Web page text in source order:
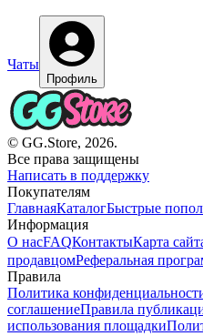
Чаты
Профиль
© GG.Store, 2026.
Все права защищены
Написать в поддержку
Покупателям
ГлавнаяКаталогБыстрые
Информация
О насFAQКонтактыКарта
продавцомРеферальная
Правила
Политика
соглашениеПравила
использования площадки